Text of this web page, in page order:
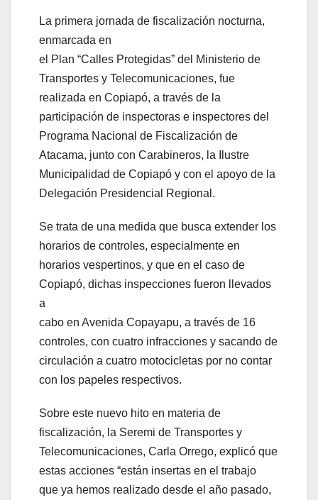
La primera jornada de fiscalización nocturna,
enmarcada en
el Plan “Calles Protegidas” del Ministerio de
Transportes y Telecomunicaciones, fue
realizada en Copiapó, a través de la
participación de inspectoras e inspectores del
Programa Nacional de Fiscalización de
Atacama, junto con Carabineros, la Ilustre
Municipalidad de Copiapó y con el apoyo de la
Delegación Presidencial Regional.
Se trata de una medida que busca extender los
horarios de controles, especialmente en
horarios vespertinos, y que en el caso de
Copiapó, dichas inspecciones fueron llevados
a
cabo en Avenida Copayapu, a través de 16
controles, con cuatro infracciones y sacando de
circulación a cuatro motocicletas por no contar
con los papeles respectivos.
Sobre este nuevo hito en materia de
fiscalización, la Seremi de Transportes y
Telecomunicaciones, Carla Orrego, explicó que
estas acciones “están insertas en el trabajo
que ya hemos realizado desde el año pasado,